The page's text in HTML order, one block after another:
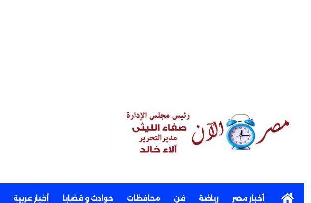
Homeأخبار مصر رياضة فن محافظات حوادث و قضايا أخبار عربية